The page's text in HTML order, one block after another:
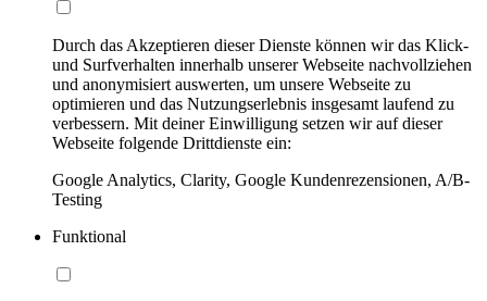
Durch das Akzeptieren dieser Dienste können wir das Klick-
und Surfverhalten innerhalb unserer Webseite nachvollziehen
und anonymisiert auswerten, um unsere Webseite zu
optimieren und das Nutzungserlebnis insgesamt laufend zu
verbessern. Mit deiner Einwilligung setzen wir auf dieser
Webseite folgende Drittdienste ein:
Google Analytics, Clarity, Google Kundenrezensionen, A/B-
Testing
Funktional